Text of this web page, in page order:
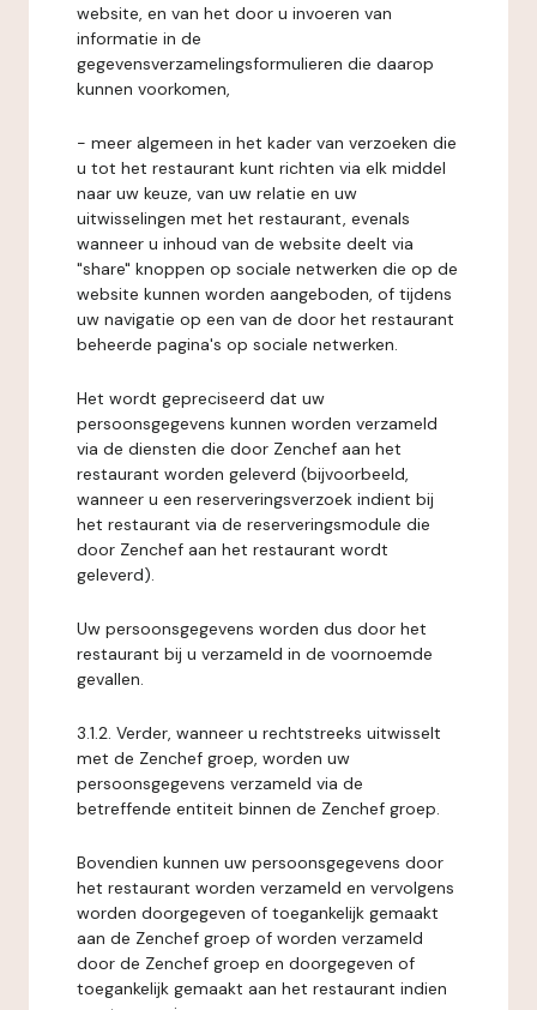
website, en van het door u invoeren van
informatie in de
gegevensverzamelingsformulieren die daarop
kunnen voorkomen,
- meer algemeen in het kader van verzoeken die
u tot het restaurant kunt richten via elk middel
naar uw keuze, van uw relatie en uw
uitwisselingen met het restaurant, evenals
wanneer u inhoud van de website deelt via
"share" knoppen op sociale netwerken die op de
website kunnen worden aangeboden, of tijdens
uw navigatie op een van de door het restaurant
beheerde pagina's op sociale netwerken.
Het wordt gepreciseerd dat uw
persoonsgegevens kunnen worden verzameld
via de diensten die door Zenchef aan het
restaurant worden geleverd (bijvoorbeeld,
wanneer u een reserveringsverzoek indient bij
het restaurant via de reserveringsmodule die
door Zenchef aan het restaurant wordt
geleverd).
Uw persoonsgegevens worden dus door het
restaurant bij u verzameld in de voornoemde
gevallen.
3.1.2. Verder, wanneer u rechtstreeks uitwisselt
met de Zenchef groep, worden uw
persoonsgegevens verzameld via de
betreffende entiteit binnen de Zenchef groep.
Bovendien kunnen uw persoonsgegevens door
het restaurant worden verzameld en vervolgens
worden doorgegeven of toegankelijk gemaakt
aan de Zenchef groep of worden verzameld
door de Zenchef groep en doorgegeven of
toegankelijk gemaakt aan het restaurant indien